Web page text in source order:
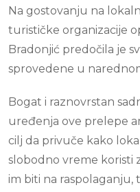
Na gostovanju na
turističke organizacije
Bradonjić predočila je
sprovedene u
Bogat i raznovrstan
uređenja ove prelepe
cilj da privuče kako
slobodno vreme koristi
im biti na raspolaganju,